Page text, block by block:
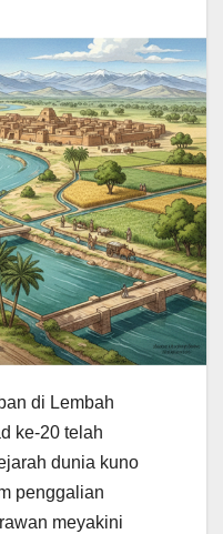
di Lembah
ke-20 telah
dunia kuno
penggalian
meyakini